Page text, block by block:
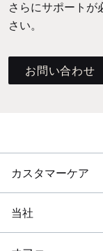
さらにサポートが
さい。
お問い合わせ
カスタマーケア
当社